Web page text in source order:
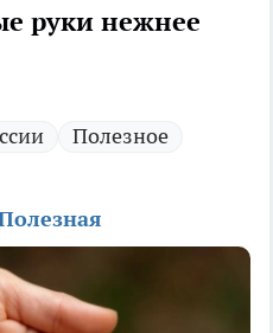
руки нежнее
Полезное